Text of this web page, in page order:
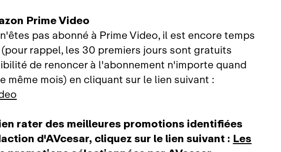
Prime Video
pas abonné à Prime Video, il est encore temps
rappel, les 30 premiers jours sont gratuits
de renoncer à l'abonnement n'importe quand
même mois) en cliquant sur le lien suivant :
rater des meilleures promotions identifiées
d'AVcesar, cliquez sur le lien suivant :Les